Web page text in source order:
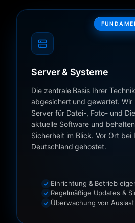
Server & Systeme
Die zentrale Basis Ihrer
abgesichert und gewartet. Wir
Server für Datei-, Foto- und
aktuelle Software und
Sicherheit im Blick. Vor Ort bei
Deutschland gehostet.
Einrichtung & Betrieb
Regelmäßige Updates &
Überwachung von